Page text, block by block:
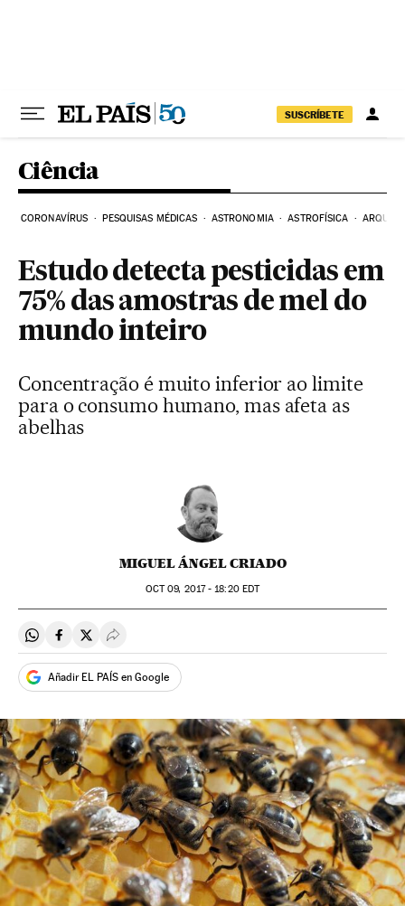
SUSCRÍBETE
Ciência
CORONAVÍRUS PESQUISAS MÉDICAS ASTRONOMIA ASTROFÍSICA
Estudo detecta pesticidas em
75% das amostras de mel do
mundo inteiro
Concentração é muito inferior ao limite
para o consumo humano, mas afeta as
abelhas
MIGUEL ÁNGEL CRIADO
OCT09, 2017 - 18:20EDT
Compartir en Whatsapp
Compartir en Facebook
Compartir en Twitter
Desplegar Redes Sociales
Añadir EL PAÍS en Google